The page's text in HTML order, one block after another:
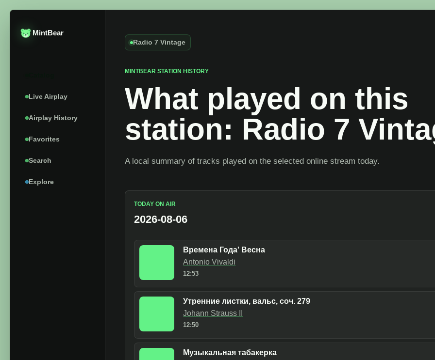
MintBear
Live Airplay
Airplay History
Favorites
Search
Explore
Radio 7 Vintage
MINTBEAR STATION HISTORY
What played on this
station: Radio 7
A local summary of tracks played on the selected online stream today.
TODAY ON AIR
2026-08-06
Времена Года' Весна
Antonio Vivaldi
12:53
Утренние листки, вальс, соч. 279
Johann Strauss II
12:50
Музыкальная табакерка